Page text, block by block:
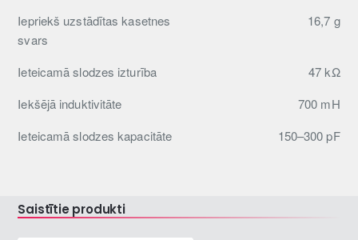
Iepriekš uzstādītas kasetnes
svars
16,7 g
Ieteicamā slodzes izturība
47 kΩ
Iekšējā induktivitāte
700 mH
Ieteicamā slodzes kapacitāte
150–300 pF
Saistītie produkti